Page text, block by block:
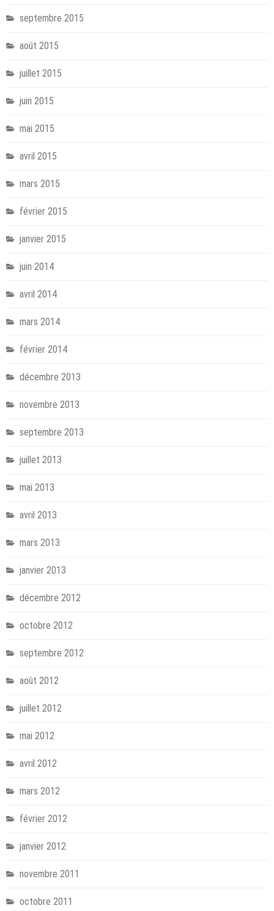
septembre 2015
août 2015
juillet 2015
juin 2015
mai 2015
avril 2015
mars 2015
février 2015
janvier 2015
juin 2014
avril 2014
mars 2014
février 2014
décembre 2013
novembre 2013
septembre 2013
juillet 2013
mai 2013
avril 2013
mars 2013
janvier 2013
décembre 2012
octobre 2012
septembre 2012
août 2012
juillet 2012
mai 2012
avril 2012
mars 2012
février 2012
janvier 2012
novembre 2011
octobre 2011